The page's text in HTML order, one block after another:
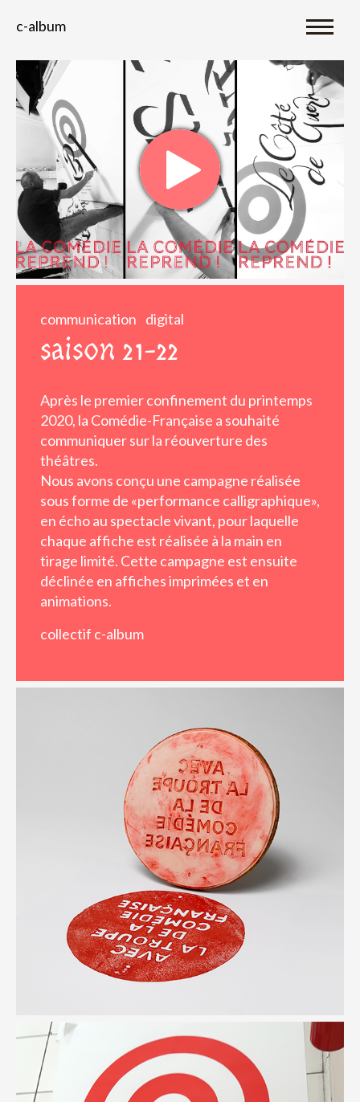
c-album
communication digital
saison 21-22
Après le premier confinement du printemps
2020, la Comédie-Française a souhaité
communiquer sur la réouverture des
théâtres.
Nous avons conçu une campagne réalisée
sous forme de «performance calligraphique»,
en écho au spectacle vivant, pour laquelle
chaque affiche est réalisée à la main en
tirage limité. Cette campagne est ensuite
déclinée en affiches imprimées et en
animations.
collectif c-album